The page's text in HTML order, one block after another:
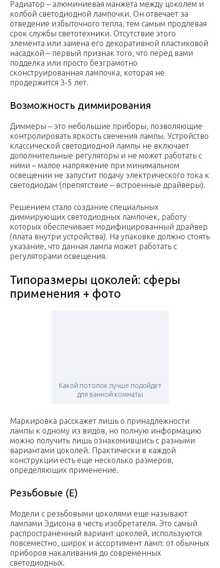
Радиатор – алюминиевая манжета между цоколем и
колбой светодиодной лампочки. Он отвечает за
отведение избыточного тепла, тем самым продлевая
срок службы светотехники. Отсутствие этого
элемента или замена его декоративной пластиковой
насадкой – первый признак того, что перед вами
подделка или просто безграмотно
сконструированная лампочка, которая не
продержится 3-5 лет.
Возможность диммирования
Диммеры – это небольшие приборы, позволяющие
контролировать яркость свечения лампы. Устройство
классической светодиодной лампы не включает
дополнительные регуляторы и не может работать с
ними – малое напряжение при минимальном
освещении не запустит подачу электрического тока к
светодиодам (препятствие – встроенные драйверы).
Решением стало создание специальных
диммирующих светодиодных лампочек, работу
которых обеспечивает модифицированный драйвер
(плата внутри устройства). На упаковке должно стоять
указание, что данная лампа может работать с
регуляторами освещения.
Типоразмеры цоколей: сферы
применения + фото
Какой потолок лучше подойдет
для ванной комнаты
Маркировка расскажет лишь о принадлежности
лампы к одному из видов, но полную информацию
можно получить лишь ознакомившись с разными
вариантами цоколей. Практически в каждой
конструкции есть еще несколько размеров,
определяющих применение.
Резьбовые (E)
Модели с резьбовыми цоколями еще называют
лампами Эдисона в честь изобретателя. Это самый
распространенный вариант цоколей, используются
повсеместно, широк и ассортимент ламп: от обычных
приборов накаливания до современных
светодиодных.